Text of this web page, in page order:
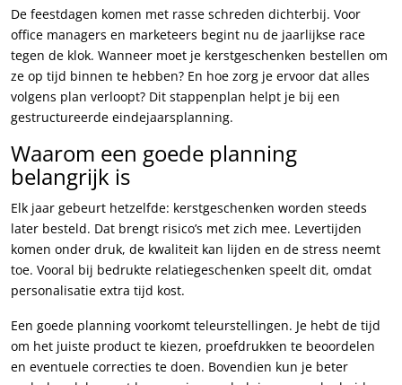
De feestdagen komen met rasse schreden dichterbij. Voor
office managers en marketeers begint nu de jaarlijkse race
tegen de klok. Wanneer moet je kerstgeschenken bestellen om
ze op tijd binnen te hebben? En hoe zorg je ervoor dat alles
volgens plan verloopt? Dit stappenplan helpt je bij een
gestructureerde eindejaarsplanning.
Waarom een goede planning
belangrijk is
Elk jaar gebeurt hetzelfde: kerstgeschenken worden steeds
later besteld. Dat brengt risico’s met zich mee. Levertijden
komen onder druk, de kwaliteit kan lijden en de stress neemt
toe. Vooral bij bedrukte relatiegeschenken speelt dit, omdat
personalisatie extra tijd kost.
Een goede planning voorkomt teleurstellingen. Je hebt de tijd
om het juiste product te kiezen, proefdrukken te beoordelen
en eventuele correcties te doen. Bovendien kun je beter